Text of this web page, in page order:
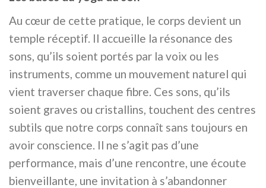
Au cœur de cette pratique, le corps devient un
temple réceptif. Il accueille la résonance des
sons, qu’ils soient portés par la voix ou les
instruments, comme un mouvement naturel qui
vient traverser chaque fibre. Ces sons, qu’ils
soient graves ou cristallins, touchent des centres
subtils que notre corps connaît sans toujours en
avoir conscience. Il ne s’agit pas d’une
performance, mais d’une rencontre, une écoute
bienveillante, une invitation à s’abandonner